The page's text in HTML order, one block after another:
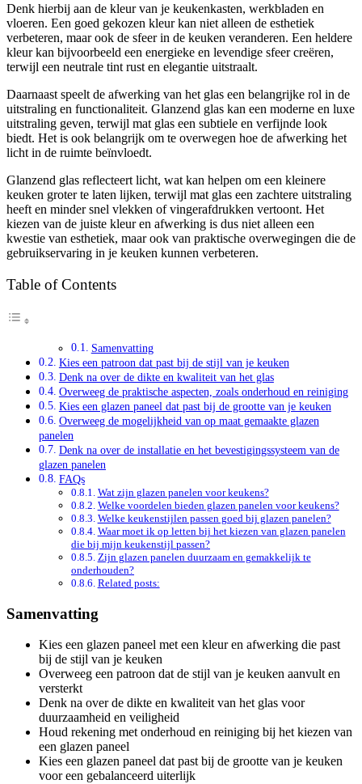
Denk hierbij aan de kleur van je keukenkasten, werkbladen en
vloeren. Een goed gekozen kleur kan niet alleen de esthetiek
verbeteren, maar ook de sfeer in de keuken veranderen. Een heldere
kleur kan bijvoorbeeld een energieke en levendige sfeer creëren,
terwijl een neutrale tint rust en elegantie uitstraalt.
Daarnaast speelt de afwerking van het glas een belangrijke rol in de
uitstraling en functionaliteit. Glanzend glas kan een moderne en luxe
uitstraling geven, terwijl mat glas een subtiele en verfijnde look
biedt. Het is ook belangrijk om te overwegen hoe de afwerking het
licht in de ruimte beïnvloedt.
Glanzend glas reflecteert licht, wat kan helpen om een kleinere
keuken groter te laten lijken, terwijl mat glas een zachtere uitstraling
heeft en minder snel vlekken of vingerafdrukken vertoont. Het
kiezen van de juiste kleur en afwerking is dus niet alleen een
kwestie van esthetiek, maar ook van praktische overwegingen die de
gebruikservaring in je keuken kunnen verbeteren.
Table of Contents
Samenvatting
Kies een patroon dat past bij de stijl van je keuken
Denk na over de dikte en kwaliteit van het glas
Overweeg de praktische aspecten, zoals onderhoud en reiniging
Kies een glazen paneel dat past bij de grootte van je keuken
Overweeg de mogelijkheid van op maat gemaakte glazen
panelen
Denk na over de installatie en het bevestigingssysteem van de
glazen panelen
FAQs
Wat zijn glazen panelen voor keukens?
Welke voordelen bieden glazen panelen voor keukens?
Welke keukenstijlen passen goed bij glazen panelen?
Waar moet ik op letten bij het kiezen van glazen panelen
die bij mijn keukenstijl passen?
Zijn glazen panelen duurzaam en gemakkelijk te
onderhouden?
Related posts:
Samenvatting
Kies een glazen paneel met een kleur en afwerking die past
bij de stijl van je keuken
Overweeg een patroon dat de stijl van je keuken aanvult en
versterkt
Denk na over de dikte en kwaliteit van het glas voor
duurzaamheid en veiligheid
Houd rekening met onderhoud en reiniging bij het kiezen van
een glazen paneel
Kies een glazen paneel dat past bij de grootte van je keuken
voor een gebalanceerd uiterlijk